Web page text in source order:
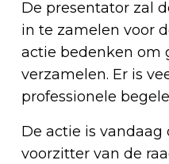
De presentator zal
in te zamelen voor
actie bedenken om
verzamelen. Er is
professionele
De actie is vandaag
voorzitter van de